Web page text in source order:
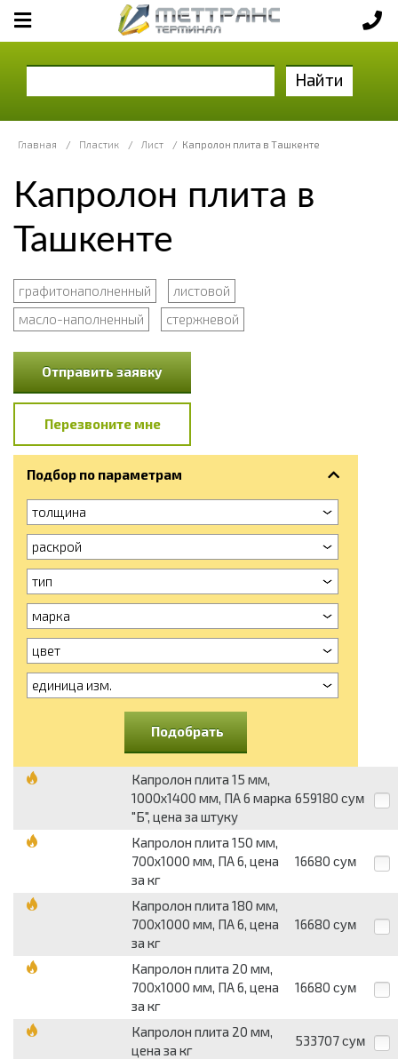
Найти
Главная / Пластик / Лист / Капролон плита в Ташкенте
Капролон плита в
Ташкенте
графитонаполненный
листовой
масло-наполненный
стержневой
Отправить заявку
Перезвоните мне
Подбор по параметрам
толщина
раскрой
тип
марка
цвет
единица изм.
Подобрать
Капролон плита 15 мм,
1000х1400 мм, ПА 6 марка
"Б", цена за штуку
659180 сум
Капролон плита 150 мм,
700х1000 мм, ПА 6, цена
за кг
16680 сум
Капролон плита 180 мм,
700х1000 мм, ПА 6, цена
за кг
16680 сум
Капролон плита 20 мм,
700х1000 мм, ПА 6, цена
за кг
16680 сум
Капролон плита 20 мм,
цена за кг
533707 сум